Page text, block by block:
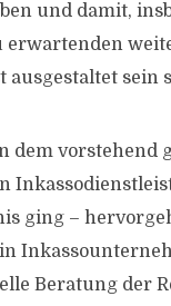
und damit,
erwartenden
sein
dem vorstehend
ging –
Beratung der